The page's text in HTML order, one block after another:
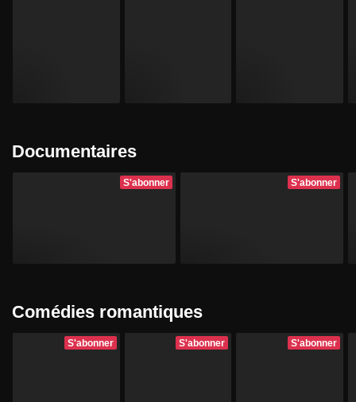
Documentaires
S'abonner S'abonner
Comédies romantiques
S'abonner S'abonner S'abonner